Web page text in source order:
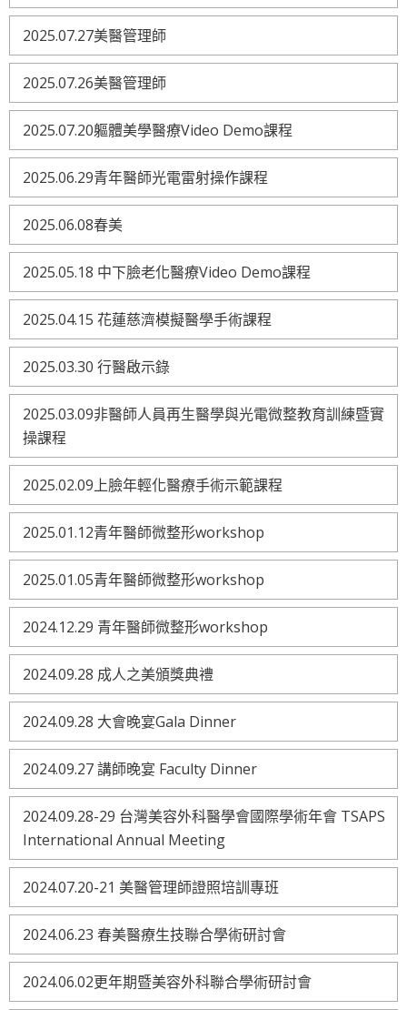
2025.07.27美醫管理師
2025.07.26美醫管理師
2025.07.20軀體美學醫療Video Demo課程
2025.06.29青年醫師光電雷射操作課程
2025.06.08春美
2025.05.18 中下臉老化醫療Video Demo課程
2025.04.15 花蓮慈濟模擬醫學手術課程
2025.03.30 行醫啟示錄
2025.03.09非醫師人員再生醫學與光電微整教育訓練暨實
操課程
2025.02.09上臉年輕化醫療手術示範課程
2025.01.12青年醫師微整形workshop
2025.01.05青年醫師微整形workshop
2024.12.29 青年醫師微整形workshop
2024.09.28 成人之美頒獎典禮
2024.09.28 大會晚宴Gala Dinner
2024.09.27 講師晚宴 Faculty Dinner
2024.09.28-29 台灣美容外科醫學會國際學術年會 TSAPS
International Annual Meeting
2024.07.20-21 美醫管理師證照培訓專班
2024.06.23 春美醫療生技聯合學術研討會
2024.06.02更年期暨美容外科聯合學術研討會